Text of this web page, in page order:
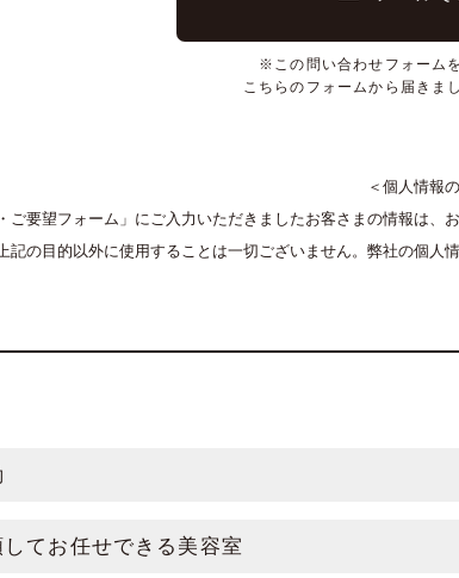
※この問い合わせフォーム
こちらのフォームから届きま
＜個人情報
ご要望フォーム」にご入力いただきましたお客さまの情報は
記の目的以外に使用することは一切ございません。弊社の個人
てお任せできる美容室